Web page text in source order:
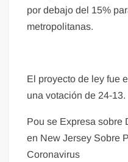
por debajo del 15%
metropolitanas.
El proyecto de ley fue
una votación de 24-13.
Pou se Expresa sobre
en New Jersey Sobre
Coronavirus